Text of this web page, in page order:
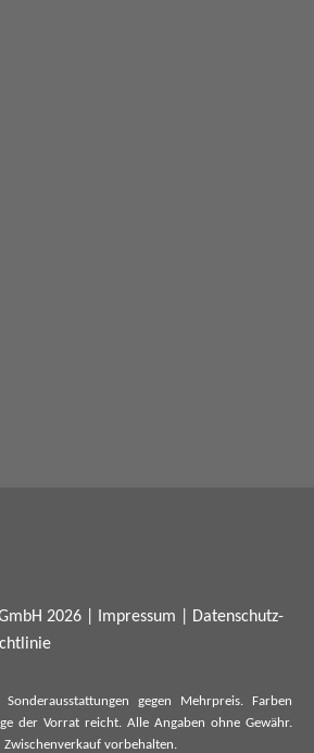
2026 | Impressum
Datenschutz-
gegen Mehrpreis. Farben
der Vorrat reicht. Alle Angaben ohne Gewähr.
vorbehalten.